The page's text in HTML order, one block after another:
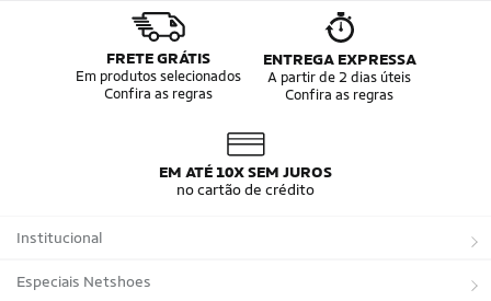
FRETE GRÁTIS
Em produtos selecionados
Confira as regras
ENTREGA EXPRESSA
A partir de 2 dias úteis
Confira as regras
EM ATÉ 10X SEM JUROS
no cartão de crédito
Institucional
Sobre a Netshoes
Especiais Netshoes